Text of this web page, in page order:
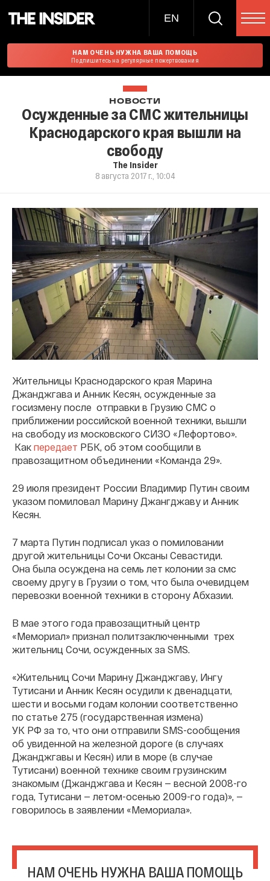
EN
НАМ ОЧЕНЬ НУЖНА ВАША ПОМОЩЬ
Подпишитесь на регулярные пожертвования
НОВОСТИ
Осужденные за СМС жительницы
Краснодарского края вышли на
свободу
The Insider
8 августа 2017 г., 10:04
Жительницы Краснодарского края Марина
Джанджгава и Анник Кесян, осужденные за
госизмену после отправки в Грузию СМС о
приближении российской военной техники, вышли
на свободу из московского СИЗО «Лефортово».
Как передает РБК, об этом сообщили в
правозащитном объединении «Команда 29».
29 июля президент России Владимир Путин своим
указом помиловал Марину Джангджаву и Анник
Кесян.
7 марта Путин подписал указ о помиловании
другой жительницы Сочи Оксаны Севастиди.
Она была осуждена на семь лет колонии за смс
своему другу в Грузии о том, что была очевидцем
перевозки военной техники в сторону Абхазии.
В мае этого года правозащитный центр
«Мемориал» признал политзаключенными трех
жительниц Сочи, осужденных за SMS.
«Жительниц Сочи Марину Джанджгаву, Ингу
Тутисани и Анник Кесян осудили к двенадцати,
шести и восьми годам колонии соответственно
по статье 275 (государственная измена)
УК РФ за то, что они отправили SMS-сообщения
об увиденной на железной дороге (в случаях
Джанджгавы и Кесян) или в море (в случае
Тутисани) военной технике своим грузинским
знакомым (Джанджгава и Кесян — весной 2008-го
года, Тутисани — летом-осенью 2009-го года)», —
говорилось в заявлении «Мемориала».
НАМ ОЧЕНЬ НУЖНА ВАША ПОМОЩЬ